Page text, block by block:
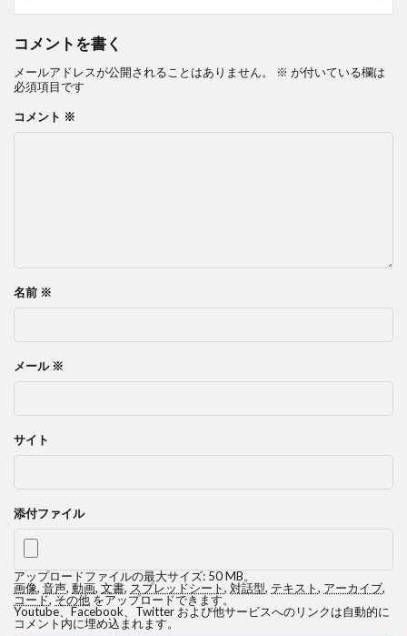
コメントを書く
メールアドレスが公開されることはありません。 ※ が付いている欄は
必須項目です
コメント ※
名前 ※
メール ※
サイト
添付ファイル
アップロードファイルの最大サイズ: 50 MB。
画像, 音声, 動画, 文書, スプレッドシート, 対話型, テキスト, アーカイブ,
コード,その他をアップロードできます。
Youtube、Facebook、Twitter および他サービスへのリンクは自動的に
コメント内に埋め込まれます。